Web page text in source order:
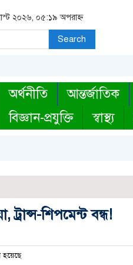
২০২৬, ০৫:১৯ অপরাহ্ন
Search
অর্থনীতি আন্তর্জাতিক
বিজ্ঞান-প্রযুক্তি স্বাস্থ্য
ট্রান্স-শিপমেন্ট বন্ধ!